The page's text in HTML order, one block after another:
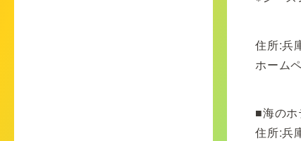
住所:兵
ホーム
■海の
住所:兵